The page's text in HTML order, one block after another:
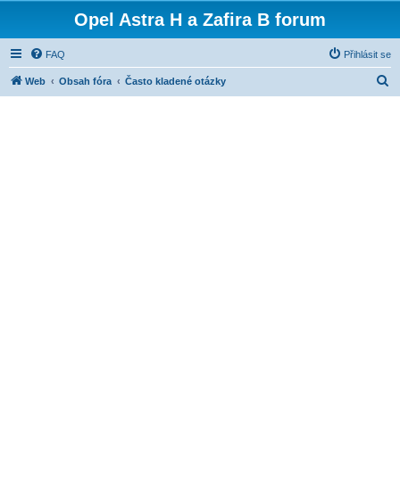
Opel Astra H a Zafira B forum
FAQ Přihlásit se
Web Obsah fóra Často kladené otázky